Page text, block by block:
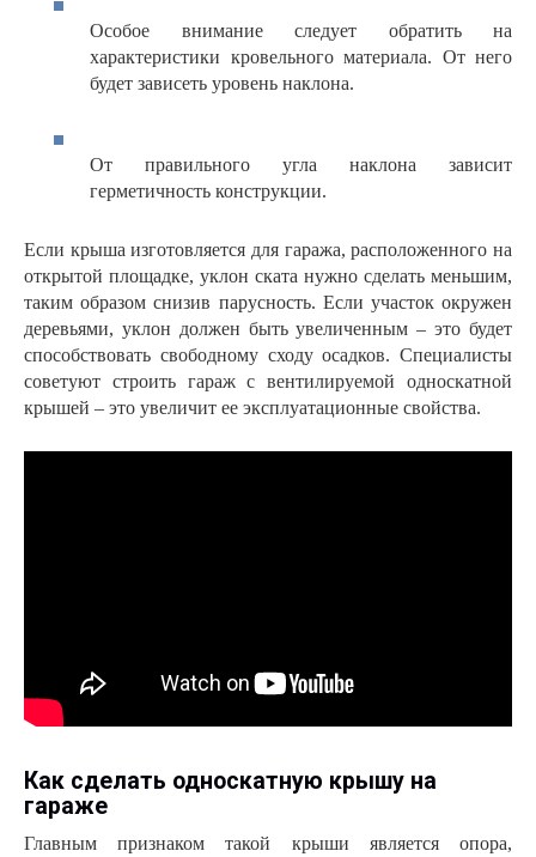
Особое внимание следует обратить на
характеристики кровельного материала. От него
будет зависеть уровень наклона.
От правильного угла наклона зависит
герметичность конструкции.
Если крыша изготовляется для гаража, расположенного на
открытой площадке, уклон ската нужно сделать меньшим,
таким образом снизив парусность. Если участок окружен
деревьями, уклон должен быть увеличенным – это будет
способствовать свободному сходу осадков. Специалисты
советуют строить гараж с вентилируемой односкатной
крышей – это увеличит ее эксплуатационные свойства.
Как сделать односкатную крышу на
гараже
Главным признаком такой крыши является опора,